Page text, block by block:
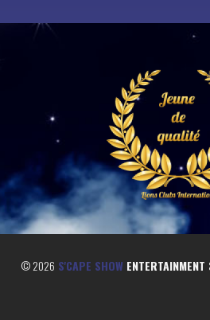
©2026 S'CAPE SHOW